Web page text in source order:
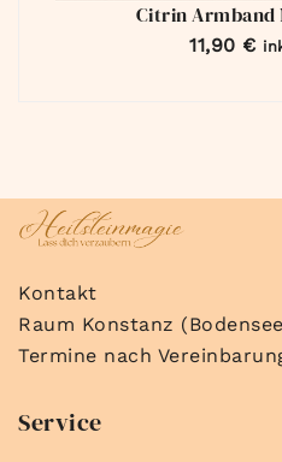
Citrin Armband
11,90 €
Kontakt
Raum Konstanz
Termine nach
Service